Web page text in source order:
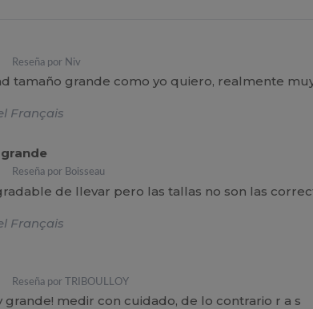
Reseña por Niv
tamaño grande como yo quiero, realmente
Français
Reseña por Boisseau
de llevar pero las tallas no son las
Français
Reseña por TRIBOULLOY
grande! medir con cuidado, de lo contrario r a s